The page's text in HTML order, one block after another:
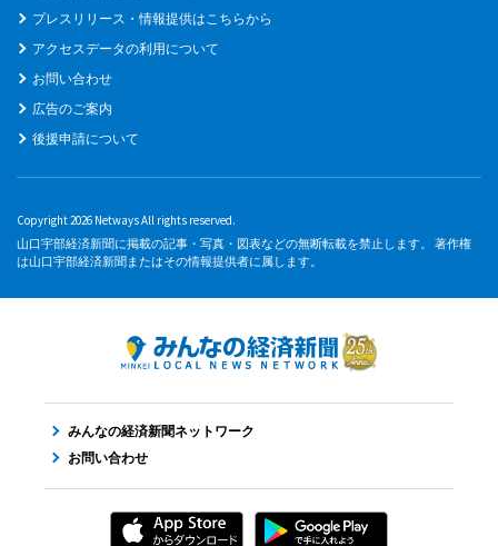
プレスリリース・情報提供はこちらから
アクセスデータの利用について
お問い合わせ
広告のご案内
後援申請について
Copyright 2026 Netways All rights reserved.
山口宇部経済新聞に掲載の記事・写真・図表などの無断転載を禁止します。 著作権
は山口宇部経済新聞またはその情報提供者に属します。
みんなの経済新聞ネットワーク
お問い合わせ